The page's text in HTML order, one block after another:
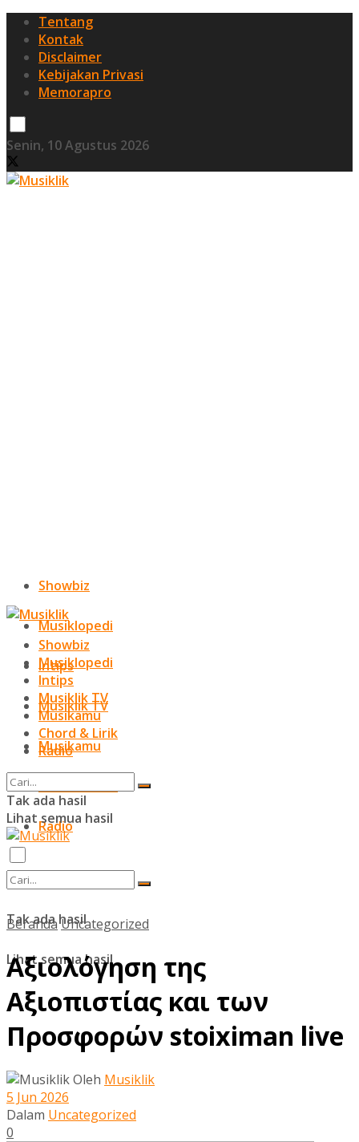
Tentang
Kontak
Disclaimer
Kebijakan Privasi
Memorapro
Senin, 10 Agustus 2026
Showbiz
Musiklopedi
Intips
Musiklik TV
Musikamu
Radio
Tak ada hasil
Lihat semua hasil
Showbiz
Musiklopedi
Intips
Musiklik TV
Musikamu
Chord & Lirik
Radio
Tak ada hasil
Lihat semua hasil
Beranda Uncategorized
Αξιολόγηση της
Αξιοπιστίας και των
Προσφορών stoiximan live
Oleh Musiklik
5 Jun 2026
Dalam Uncategorized
0